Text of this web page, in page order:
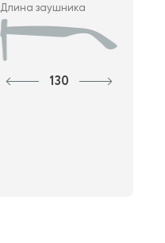
Длина заушника
130